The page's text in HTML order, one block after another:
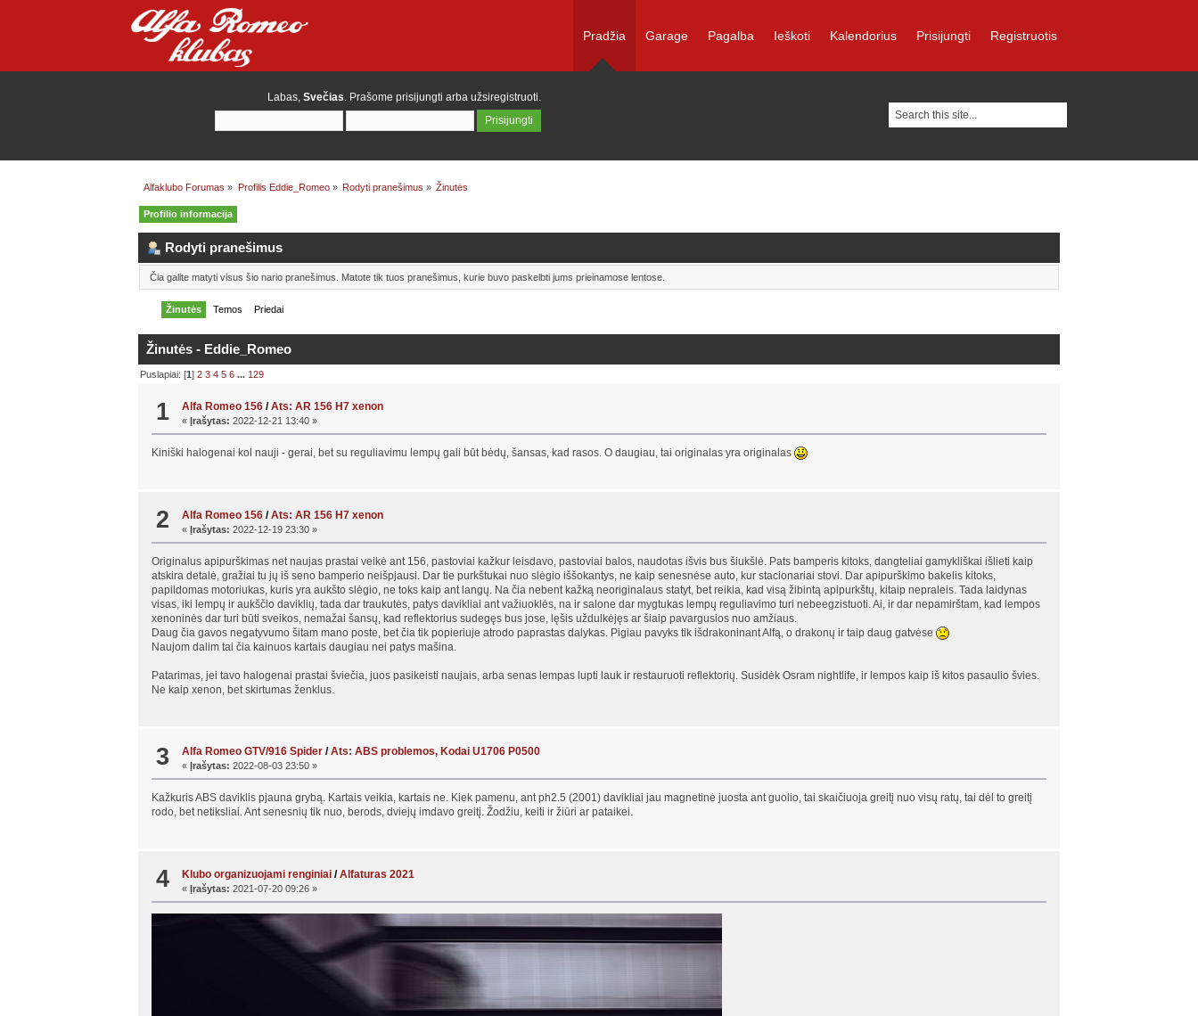
Pradžia Garage Pagalba Ieškoti Kalendorius Prisijungti Registruotis
Labas, Svečias. Prašome prisijungti arba užsiregistruoti.
Alfaklubo Forumas » Profilis Eddie_Romeo» Rodyti pranešimus » Žinutės
Profilio informacija
Rodyti pranešimus
Čia galite matyti visus šio nario pranešimus. Matote tik tuos pranešimus, kurie buvo paskelbti jums prieinamose lentose.
Žinutės Temos Priedai
Žinutės - Eddie_Romeo
Puslapiai: [1]2 3 4 5 6 ... 129
1 Alfa Romeo 156 /Ats: AR 156 H7 xenon
« Įrašytas: 2022-12-21 13:40 »
Kiniški halogenai kol nauji - gerai, bet su reguliavimu lempų gali būt bėdų, šansas, kad rasos. O daugiau, tai originalas yra originalas
2 Alfa Romeo 156 /Ats: AR 156 H7 xenon
«Įrašytas: 2022-12-19 23:30 »
Originalus apipurškimas net naujas prastai veikė ant 156, pastoviai kažkur leisdavo, pastoviai balos, naudotas išvis bus šiukšlė. Pats bamperis kitoks, dangteliai gamykliškai išlieti kaip
atskira detalė, gražiai tu jų iš seno bamperio neišpjausi. Dar tie purkštukai nuo slėgio iššokantys, ne kaip senesnėse auto, kur stacionariai stovi. Dar apipurškimo bakelis kitoks,
papildomas motoriukas, kuris yra aukšto slėgio, ne toks kaip ant langų. Na čia nebent kažką neoriginalaus statyt, bet reikia, kad visą žibintą apipurkštų, kitaip nepraleis. Tada laidynas
visas, iki lempų ir aukščio daviklių, tada dar traukutės, patys davikliai ant važiuoklės, na ir salone dar mygtukas lempų reguliavimo turi nebeegzistuoti. Ai, ir dar nepamirštam, kad lempos
xenoninės dar turi būti sveikos, nemažai šansų, kad reflektorius sudegęs bus jose, lęšis uždulkėjęs ar šiaip pavargusios nuo amžiaus.
Daug čia gavos negatyvumo šitam mano poste, bet čia tik popieriuje atrodo paprastas dalykas. Pigiau pavyks tik išdrakoninant Alfą, o drakonų ir taip daug gatvėse
Naujom dalim tai čia kainuos kartais daugiau nei patys mašina.
Patarimas, jei tavo halogenai prastai šviečia, juos pasikeisti naujais, arba senas lempas lupti lauk ir restauruoti reflektorių. Susidėk Osram nightlife, ir lempos kaip iš kitos pasaulio švies.
Ne kaip xenon, bet skirtumas ženklus.
3 Alfa Romeo GTV/916 Spider /Ats: ABS problemos, Kodai U1706 P0500
«Įrašytas: 2022-08-03 23:50 »
Kažkuris ABS daviklis pjauna grybą. Kartais veikia, kartais ne. Kiek pamenu, ant ph2.5 (2001) davikliai jau magnetinė juosta ant guolio, tai skaičiuoja greitį nuo visų ratų, tai dėl to greitį
rodo, bet netiksliai. Ant senesnių tik nuo, berods, dviejų imdavo greitį. Žodžiu, keiti ir žiūri ar pataikei.
4 Klubo organizuojami renginiai /Alfaturas 2021
«Įrašytas: 2021-07-20 09:26 »